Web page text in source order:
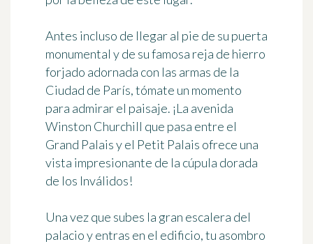
Antes incluso de llegar al pie de su puerta
monumental y de su famosa reja de hierro
forjado adornada con las armas de la
Ciudad de París, tómate un momento
para admirar el paisaje. ¡La avenida
Winston Churchill que pasa entre el
Grand Palais y el Petit Palais ofrece una
vista impresionante de la cúpula dorada
de los Inválidos!
Una vez que subes la gran escalera del
palacio y entras en el edificio, tu asombro